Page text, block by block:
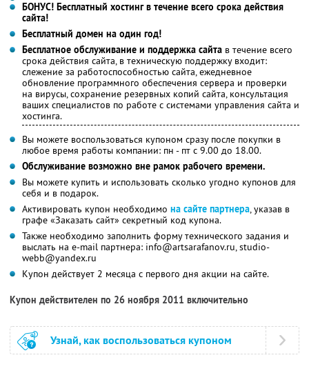
БОНУС! Бесплатный хостинг в течение всего срока действия
сайта!
Бесплатный домен на один год!
Бесплатное обслуживание и поддержка сайта в течение всего
срока действия сайта, в техническую поддержку входит:
слежение за работоспособностью сайта, ежедневное
обновление программного обеспечения сервера и проверки
на вирусы, сохранение резервных копий сайта, консультация
ваших специалистов по работе с системами управления сайта и
хостинга.
Вы можете воспользоваться купоном сразу после покупки в
любое время работы компании: пн - пт с 9.00 до 18.00.
Обслуживание возможно вне рамок рабочего времени.
Вы можете купить и использовать сколько угодно купонов для
себя и в подарок.
Активировать купон необходимо на сайте партнера, указав в
графе «Заказать сайт» секретный код купона.
Также необходимо заполнить форму технического задания и
выслать на e-mail партнера: info@artsarafanov.ru, studio-
webb@yandex.ru
Купон действует 2 месяца с первого дня акции на сайте.
Купон действителен по 26 ноября 2011 включительно
Узнай, как воспользоваться купоном